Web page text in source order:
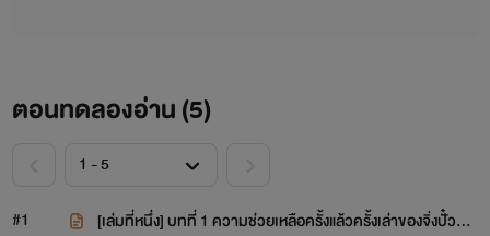
ตอนทดลองอ่าน (5)
#1
[เล่มที่หนึ่ง] บทที่ 1 ความช่วยเหลือครั้งแล้วครั้งเล่าของจิ่งปั๋วยว